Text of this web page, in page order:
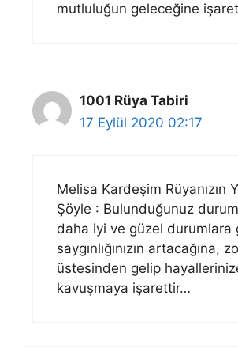
mutluluğun geleceğine
1001 Rüya Tabiri
17 Eylül 2020 02:17
Melisa Kardeşim Rüyanızın
Şöyle : Bulunduğunuz
daha iyi ve güzel durumlara
saygınlığınızın artacağına,
üstesinden gelip
kavuşmaya işarettir…